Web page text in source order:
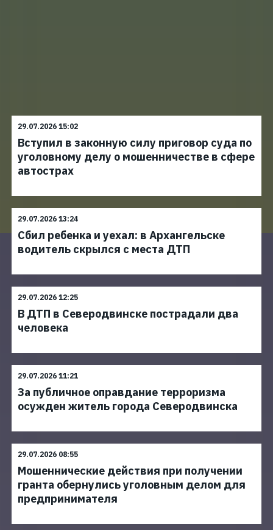
29.07.2026 15:02
Вступил в законную силу приговор суда по
уголовному делу о мошенничестве в сфере
автострах
29.07.2026 13:24
Сбил ребенка и уехал: в Архангельске
водитель скрылся с места ДТП
29.07.2026 12:25
В ДТП в Северодвинске пострадали два
человека
29.07.2026 11:21
За публичное оправдание терроризма
осужден житель города Северодвинска
29.07.2026 08:55
Мошеннические действия при получении
гранта обернулись уголовным делом для
предпринимателя